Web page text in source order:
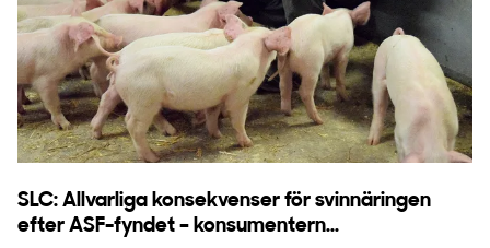
SLC: Allvarliga konsekvenser för svinnäringen
efter ASF-fyndet – konsumentern...